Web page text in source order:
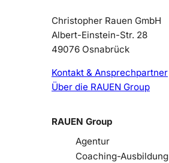
Christopher Rauen GmbH
Albert-Einstein-Str. 28
49076 Osnabrück
Kontakt & Ansprechpartner
Über die RAUEN Group
RAUEN Group
Agentur
Coaching-Ausbildung